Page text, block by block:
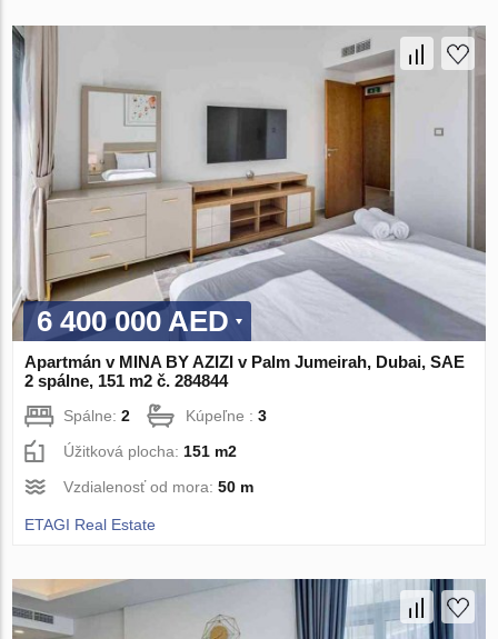
6 400 000 AED
Apartmán v MINA BY AZIZI v Palm Jumeirah, Dubai, SAE
2 spálne, 151 m2 č. 284844
Spálne:2 Kúpeľne :3
Úžitková plocha: 151 m2
Vzdialenosť od mora:50 m
ETAGI Real Estate